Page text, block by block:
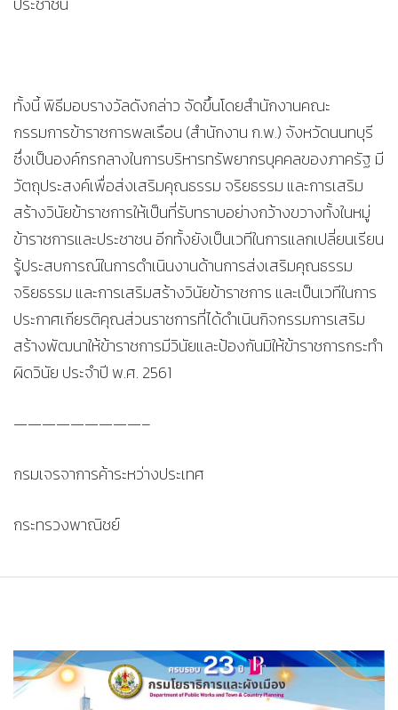
ทั้งนี้ พิธีมอบรางวัลดังกล่าว จัดขึ้นโดยสำนักงานคณะ
กรรมการข้าราชการพลเรือน (สำนักงาน ก.พ.) จังหวัดนนทบุรี
ซึ่งเป็นองค์กรกลางในการบริหารทรัพยากรบุคคลของภาครัฐ มี
วัตถุประสงค์เพื่อส่งเสริมคุณธรรม จริยธรรม และการเสริม
สร้างวินัยข้าราชการให้เป็นที่รับทราบอย่างกว้างขวางทั้งในหมู่
ข้าราชการและประชาชน อีกทั้งยังเป็นเวทีในการแลกเปลี่ยนเรียน
รู้ประสบการณ์ในการดำเนินงานด้านการส่งเสริมคุณธรรม
จริยธรรม และการเสริมสร้างวินัยข้าราชการ และเป็นเวทีในการ
ประกาศเกียรติคุณส่วนราชการที่ได้ดำเนินกิจกรรมการเสริม
สร้างพัฒนาให้ข้าราชการมีวินัยและป้องกันมิให้ข้าราชการกระทำ
ผิดวินัย ประจำปี พ.ศ. 2561
—————————–
กรมเจรจาการค้าระหว่างประเทศ
กระทรวงพาณิชย์